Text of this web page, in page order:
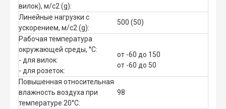
вилок), м/с2 (g):
Линейные нагрузки с
ускорением, м/с2 (g):
500 (50)
Рабочая температура
окружающей среды, °C:
- для вилок:
- для розеток:
от -60 до 150
от -60 до 50
Повышенная относительная
влажность воздуха при
температуре 20°C:
98